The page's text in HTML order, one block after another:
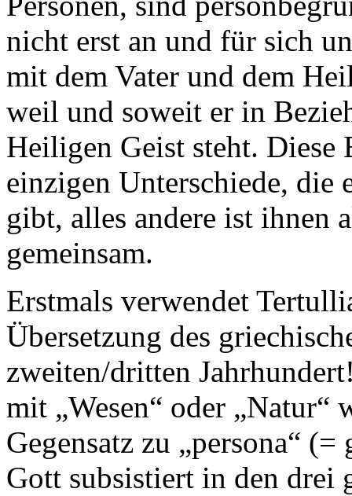
nicht erst an und für sich
mit dem Vater und dem
weil und soweit er in
Heiligen Geist steht. Diese
einzigen Unterschiede, die
gibt, alles andere ist ihnen
gemeinsam.
Erstmals verwendet
Übersetzung des
zweiten/dritten
mit „Wesen“ oder „Natur“
Gegensatz zu „persona“
Gott subsistiert in den drei